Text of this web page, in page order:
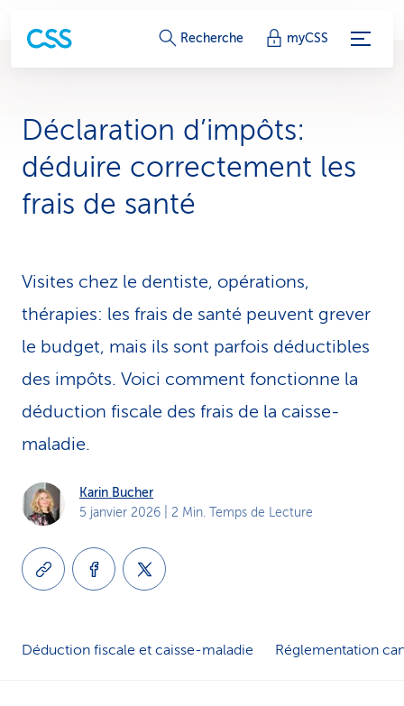
L
s
d
s
e
r
e
Recherche myCSS
Déclaration d’impôts:
déduire correctement les
frais de santé
Visites chez le dentiste, opérations,
thérapies: les frais de santé peuvent grever
le budget, mais ils sont parfois déductibles
des impôts. Voici comment fonctionne la
déduction fiscale des frais de la caisse-
maladie.
Karin Bucher
5 janvier 2026 | 2 Min. Temps de Lecture
Déduction fiscale et caisse-maladie Réglementation